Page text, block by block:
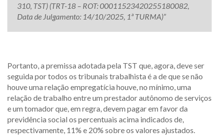
310, TST) (TRT-18 – ROT: 00011523420255180082,
Data de Julgamento: 14/10/2025, 1ª TURMA)”
Portanto, a premissa adotada pela TST que, agora, deve ser
seguida por todos os tribunais trabalhista é a de que se não
houve uma relação empregatícia houve, no mínimo, uma
relação de trabalho entre um prestador autônomo de serviços
e um tomador que, em regra, devem pagar em favor da
previdência social os percentuais acima indicados de,
respectivamente, 11% e 20% sobre os valores ajustados.